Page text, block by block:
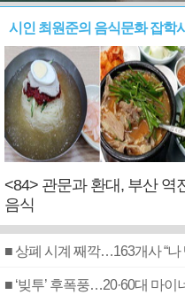
시인 최원준의 음식문화 잡학
<84> 관문과 환대, 부산 역
음식
■ 상폐 시계 째깍…163개사 “나
■ ‘빚투’ 후폭풍…20·60대 마